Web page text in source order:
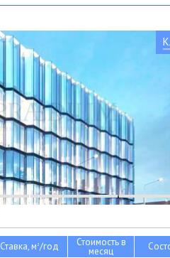
Ставка, м2/год Стоимость в
месяц